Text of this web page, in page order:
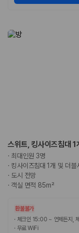
스위트, 킹사이즈침대
· 최대인원 3명
·킹사이즈침대 1개 및 더블
· 도시 전망
·객실 면적 85m²
환불불가
· 체크인 15:00 ~ 언제든지,
· 무료 WiFi